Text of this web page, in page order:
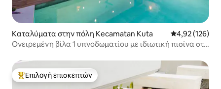
Καταλύματα στην πόλη Kecamatan Kuta Μέση
4,92 (126)
Ονειρεμένη βίλα 1 υπνοδωματίου με ιδιωτική πισίνα στο
Κορυφαία επιλογή επισκεπτών
Επιλογή επισκεπτών